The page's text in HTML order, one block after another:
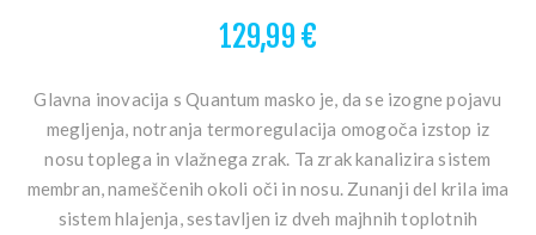
129,99 €
Glavna inovacija s Quantum masko je, da se izogne pojavu
megljenja, notranja termoregulacija omogoča izstop iz
nosu toplega in vlažnega zrak. Ta zrak kanalizira sistem
membran, nameščenih okoli oči in nosu. Zunanji del krila ima
sistem hlajenja, sestavljen iz dveh majhnih toplotnih